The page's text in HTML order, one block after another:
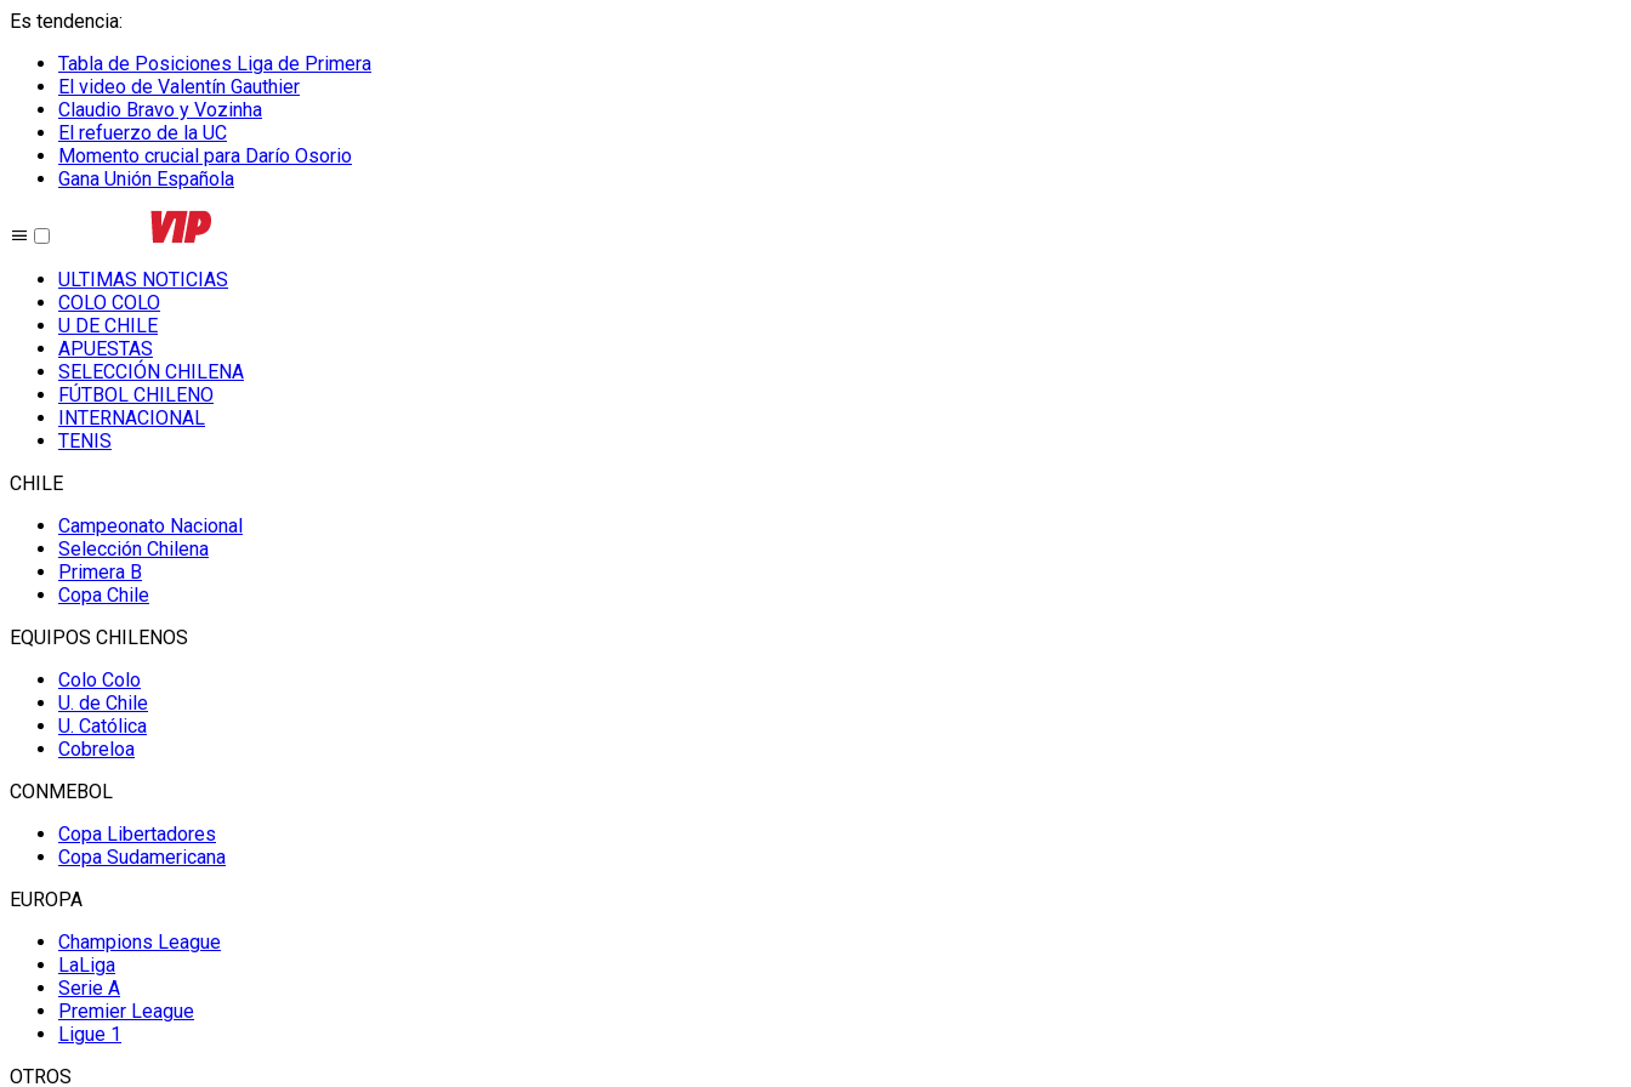
Es tendencia:
Tabla de Posiciones Liga de Primera
El video de Valentín Gauthier
Claudio Bravo y Vozinha
El refuerzo de la UC
Momento crucial para Darío Osorio
Gana Unión Española
ULTIMAS NOTICIAS
COLO COLO
U DE CHILE
APUESTAS
SELECCIÓN CHILENA
FÚTBOL CHILENO
INTERNACIONAL
TENIS
CHILE
Campeonato Nacional
Selección Chilena
Primera B
Copa Chile
EQUIPOS CHILENOS
Colo Colo
U. de Chile
U. Católica
Cobreloa
CONMEBOL
Copa Libertadores
Copa Sudamericana
EUROPA
Champions League
LaLiga
Serie A
Premier League
Ligue 1
OTROS